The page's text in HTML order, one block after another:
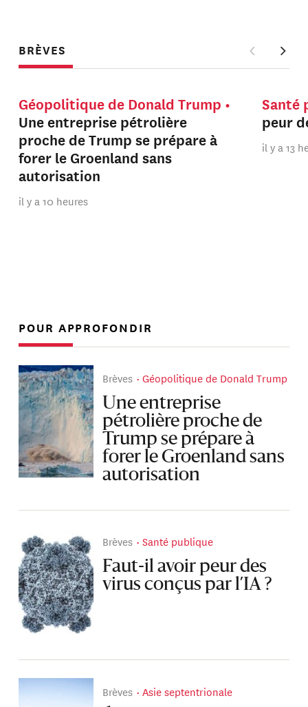
BRÈVES
Géopolitique de Donald Trump
Une entreprise pétrolière
proche de Trump se prépare à
forer le Groenland sans
autorisation
il y a 10 heures
Santé
peur
il y a 13
POUR APPROFONDIR
Brèves Géopolitique de Donald Trump
Une entreprise
pétrolière proche de
Trump se prépare à
forer le Groenland sans
autorisation
Brèves Santé publique
Faut-il avoir peur des
virus conçus par l’IA ?
Brèves Asie septentrionale